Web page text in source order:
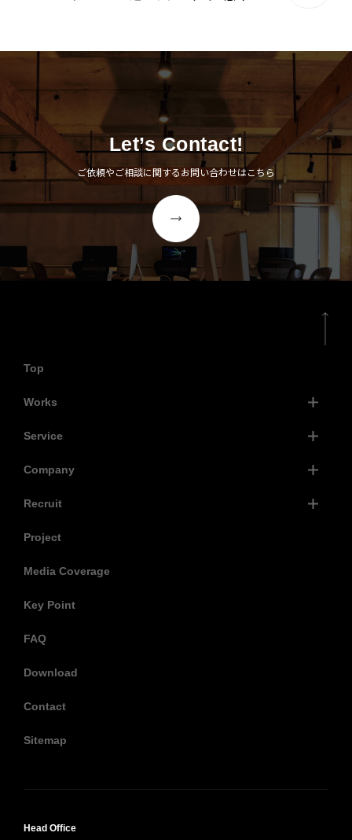
Let’s Contact!
ご依頼やご相談に関するお問い合わせはこちら
Top
Works
Service
Company
Recruit
Project
Media Coverage
Key Point
FAQ
Download
Contact
Sitemap
Head Office